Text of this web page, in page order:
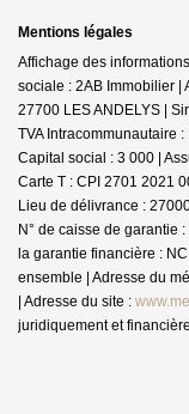
Mentions légales
Affichage des
sociale : 2AB Immobilier |
27700 LES ANDELYS |
TVA Intracommunautaire
Capital social : 3 000 |
Carte T : CPI 2701 2021
Lieu de délivrance :
N° de caisse de garantie
la garantie financière :
ensemble | Adresse du
| Adresse du site :
juridiquement et